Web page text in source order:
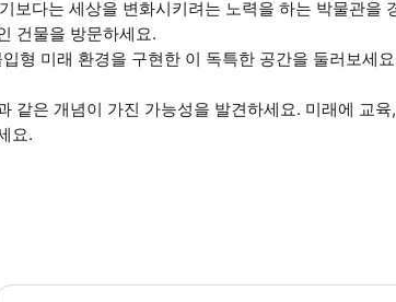
보다는 세상을 변화시키려는 노력을 하는 박물관을
건물을 방문하세요.
형 미래 환경을 구현한 이 독특한 공간을 둘러보세
같은 개념이 가진 가능성을 발견하세요. 미래에 교육
요.
정 기간 혜택: 티켓을 구매한 성인 1인당 만 12세 미만 아동